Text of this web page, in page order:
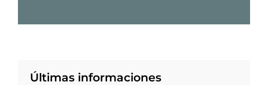
Últimas informaciones